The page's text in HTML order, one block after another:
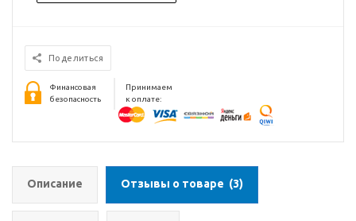
Поделиться
Финансовая
безопасность
Принимаем
к оплате:
Описание Отзывы о товаре (3)